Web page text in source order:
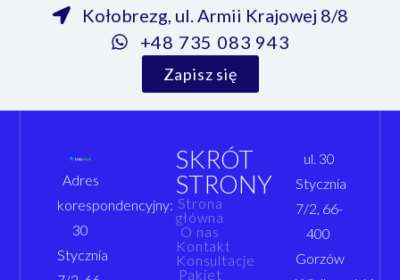
Kołobrezg, ul. Armii Krajowej 8/8
+48 735 083 943
Zapisz się
Adres
korespondencyjny:
30
Stycznia
SKRÓT
STRONY
Strona
główna
O nas
Kontakt
Konsultacje
Pakiet
ul. 30
Stycznia
7/2, 66-
400
Gorzów